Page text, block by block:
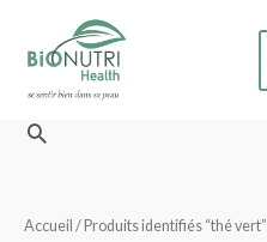
contenu
Rechercher
Accueil / Produits identifiés “thé vert”